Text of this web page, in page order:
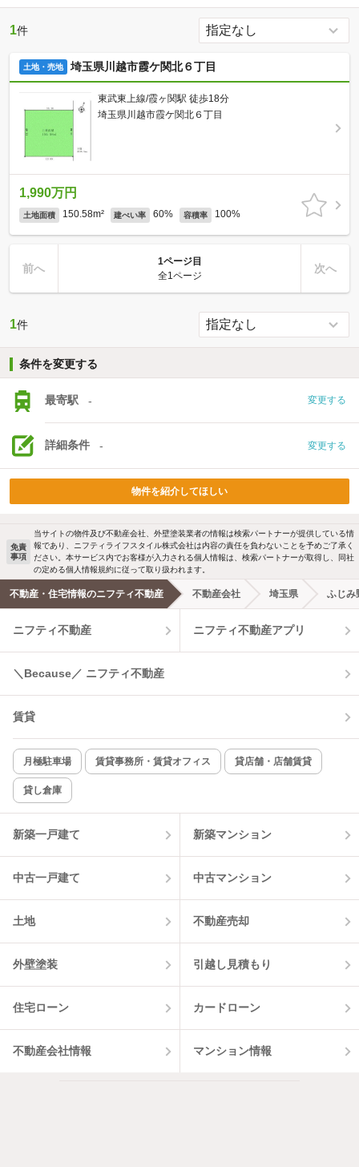
1件
土地・売地 埼玉県川越市霞ケ関北６丁目
東武東上線/霞ヶ関駅 徒歩18分
埼玉県川越市霞ケ関北６丁目
1,990万円
土地面積 150.58m² 建ぺい率 60% 容積率 100%
前へ
1ページ目
全1ページ
次へ
1件
条件を変更する
最寄駅 - 変更する
詳細条件 - 変更する
物件を紹介してほしい
免責
事項
当サイトの物件及び不動産会社、外壁塗装業者の情報は検索パートナーが提供している情
報であり、ニフティライフスタイル株式会社は内容の責任を負わないことを予めご了承く
ださい。本サービス内でお客様が入力される個人情報は、検索パートナーが取得し、同社
の定める個人情報規約に従って取り扱われます。
不動産・住宅情報のニフティ不動産 不動産会社 埼玉県 ふじみ
ニフティ不動産 ニフティ不動産アプリ
＼Because／ ニフティ不動産
賃貸
月極駐車場 賃貸事務所・賃貸オフィス 貸店舗・店舗賃貸
貸し倉庫
新築一戸建て 新築マンション
中古一戸建て 中古マンション
土地 不動産売却
外壁塗装 引越し見積もり
住宅ローン カードローン
不動産会社情報 マンション情報